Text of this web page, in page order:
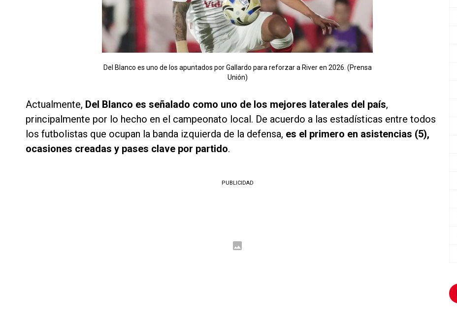
Del Blanco es uno de los apuntados por Gallardo para reforzar a River en 2026. (Prensa
Unión)
Actualmente, Del Blanco es señalado como uno de los mejores laterales del país,
principalmente por lo hecho en el campeonato local. De acuerdo a las estadísticas entre todos
los futbolistas que ocupan la banda izquierda de la defensa, es el primero en asistencias (5),
ocasiones creadas y pases clave por partido.
PUBLICIDAD